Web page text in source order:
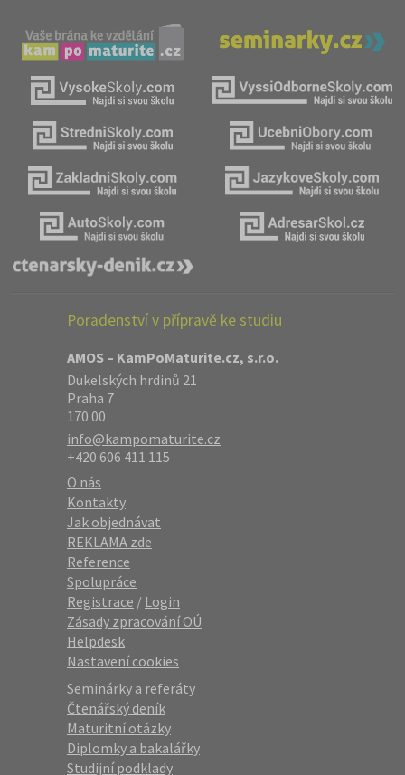
Poradenství v přípravě ke studiu
AMOS – KamPoMaturite.cz, s.r.o.
Dukelských hrdinů 21
Praha 7
170 00
info@kampomaturite.cz
+420 606 411 115
O nás
Kontakty
Jak objednávat
REKLAMA zde
Reference
Spolupráce
Registrace / Login
Zásady zpracování OÚ
Helpdesk
Nastavení cookies
Seminárky a referáty
Čtenářský deník
Maturitní otázky
Diplomky a bakalářky
Studijní podklady